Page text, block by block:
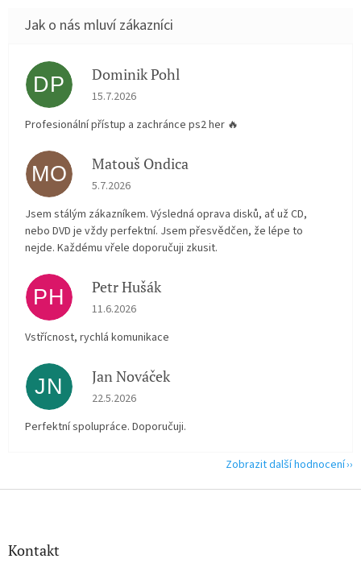
DP Dominik Pohl
Hodnocení obchodu je 5 z 5 hvězdiček.
15.7.2026
Profesionální přístup a zachránce ps2 her 🔥
MO Matouš Ondica
Hodnocení obchodu je 5 z 5 hvězdiček.
5.7.2026
Jsem stálým zákazníkem. Výsledná oprava disků, ať už CD,
nebo DVD je vždy perfektní. Jsem přesvědčen, že lépe to
nejde. Každému vřele doporučuji zkusit.
PH Petr Hušák
Hodnocení obchodu je 5 z 5 hvězdiček.
11.6.2026
Vstřícnost, rychlá komunikace
JN Jan Nováček
Hodnocení obchodu je 5 z 5 hvězdiček.
22.5.2026
Perfektní spolupráce. Doporučuji.
Zobrazit další hodnocení
Z
Kontakt